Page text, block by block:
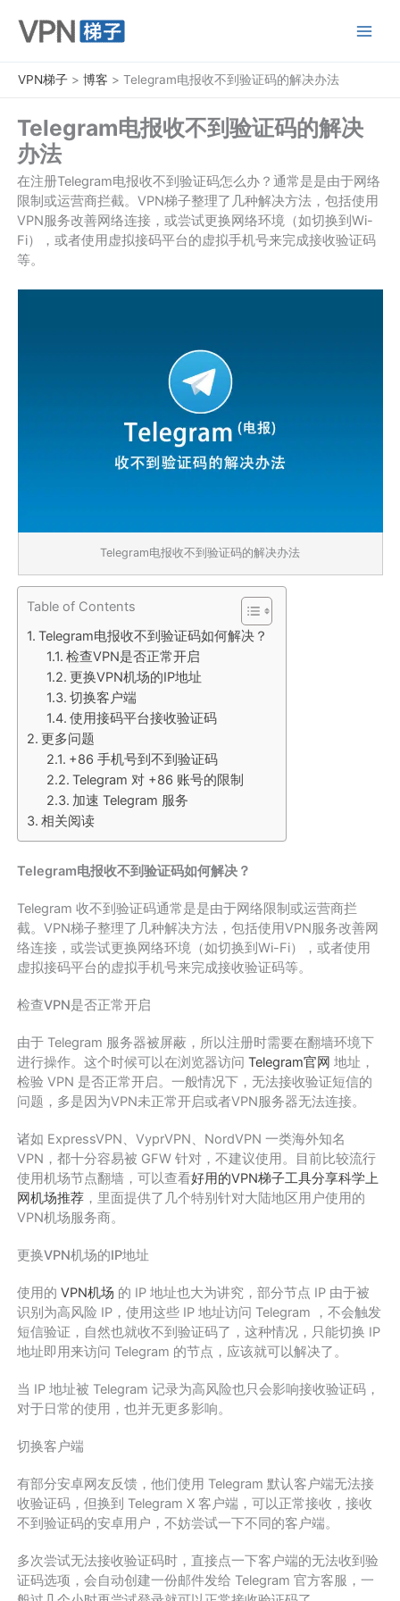
VPN梯子 > 博客 > Telegram电报收不到验证码的解决办法
Telegram电报收不到验证码的解决
办法
在注册Telegram电报收不到验证码怎么办？通常是是由于网络
限制或运营商拦截。VPN梯子整理了几种解决方法，包括使用
VPN服务改善网络连接，或尝试更换网络环境（如切换到Wi-
Fi），或者使用虚拟接码平台的虚拟手机号来完成接收验证码
等。
Telegram电报收不到验证码的解决办法
Table of Contents
Telegram电报收不到验证码如何解决？
检查VPN是否正常开启
更换VPN机场的IP地址
切换客户端
使用接码平台接收验证码
更多问题
+86 手机号到不到验证码
Telegram 对 +86 账号的限制
加速 Telegram 服务
相关阅读
Telegram电报收不到验证码如何解决？
Telegram 收不到验证码通常是是由于网络限制或运营商拦
截。VPN梯子整理了几种解决方法，包括使用VPN服务改善网
络连接，或尝试更换网络环境（如切换到Wi-Fi），或者使用
虚拟接码平台的虚拟手机号来完成接收验证码等。
检查VPN是否正常开启
由于 Telegram 服务器被屏蔽，所以注册时需要在翻墙环境下
进行操作。这个时候可以在浏览器访问Telegram官网 地址，
检验 VPN 是否正常开启。一般情况下，无法接收验证短信的
问题，多是因为VPN未正常开启或者VPN服务器无法连接。
诸如 ExpressVPN、VyprVPN、NordVPN 一类海外知名
VPN，都十分容易被 GFW 针对，不建议使用。目前比较流行
使用机场节点翻墙，可以查看好用的VPN梯子工具分享科学上
网机场推荐 ，里面提供了几个特别针对大陆地区用户使用的
VPN机场服务商。
更换VPN机场的IP地址
使用的VPN机场 的 IP 地址也大为讲究，部分节点 IP 由于被
识别为高风险 IP，使用这些 IP 地址访问 Telegram ，不会触发
短信验证，自然也就收不到验证码了，这种情况，只能切换 IP
地址即用来访问 Telegram 的节点，应该就可以解决了。
当 IP 地址被 Telegram 记录为高风险也只会影响接收验证码，
对于日常的使用，也并无更多影响。
切换客户端
有部分安卓网友反馈，他们使用 Telegram 默认客户端无法接
收验证码，但换到 Telegram X 客户端，可以正常接收，接收
不到验证码的安卓用户，不妨尝试一下不同的客户端。
多次尝试无法接收验证码时，直接点一下客户端的无法收到验
证码选项，会自动创建一份邮件发给 Telegram 官方客服，一